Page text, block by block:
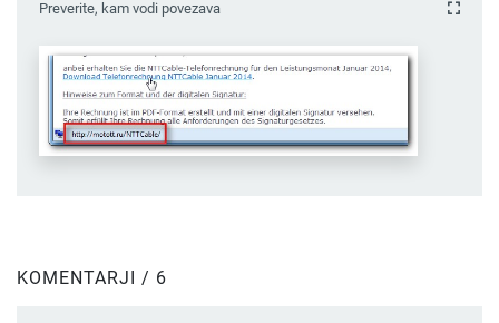
Preverite, kam vodi povezava
KOMENTARJI / 6